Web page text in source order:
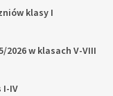
klasy I
2026 w klasach V-VIII
I-IV